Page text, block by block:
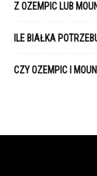
Z OZEMPIC LUB
ILE BIAŁKA
CZY OZEMPIC I